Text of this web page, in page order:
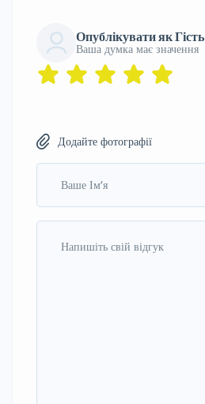
Опублікувати як Гість
Ваша думка має значення
Додайте фотографії